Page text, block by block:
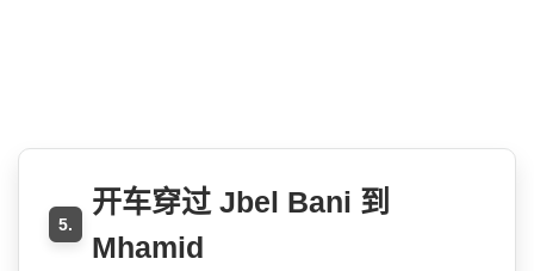
5.
开车穿过 Jbel Bani 到
Mhamid